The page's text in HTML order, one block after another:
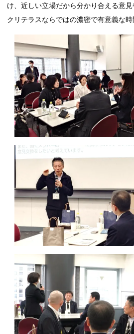
け、近しい立場だから分かり合える意
クリテラスならではの濃密で有意義な時